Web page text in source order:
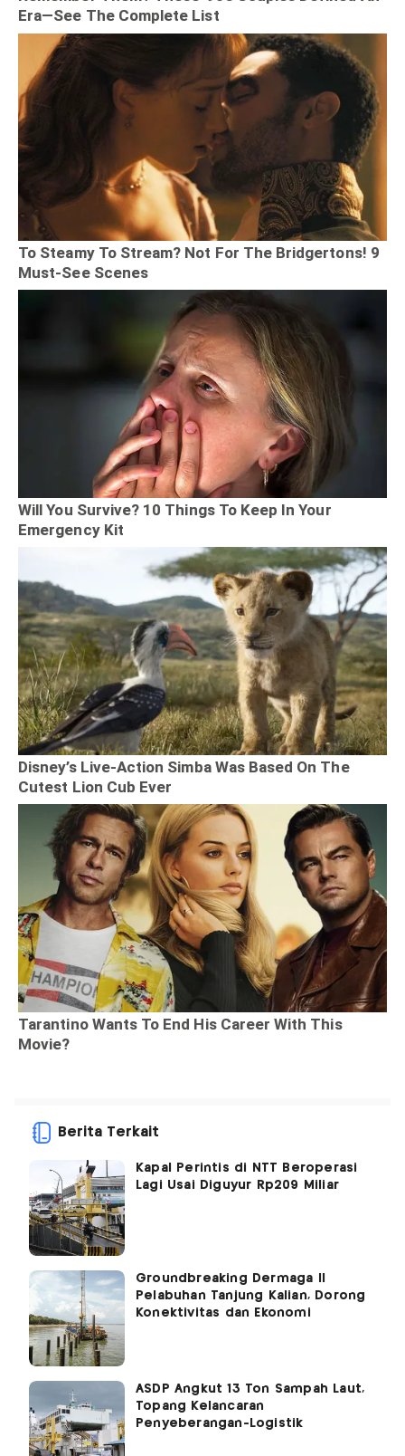
Berita Terkait
Kapal Perintis di NTT Beroperasi
Lagi Usai Diguyur Rp209 Miliar
Groundbreaking Dermaga II
Pelabuhan Tanjung Kalian, Dorong
Konektivitas dan Ekonomi
ASDP Angkut 13 Ton Sampah Laut,
Topang Kelancaran
Penyeberangan-Logistik